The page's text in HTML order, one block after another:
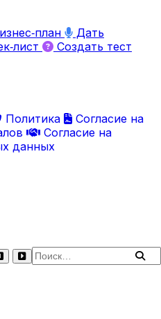
Дать
Создать тест
Политика
Согласие на
Согласие на
данных
Поиск по сайту